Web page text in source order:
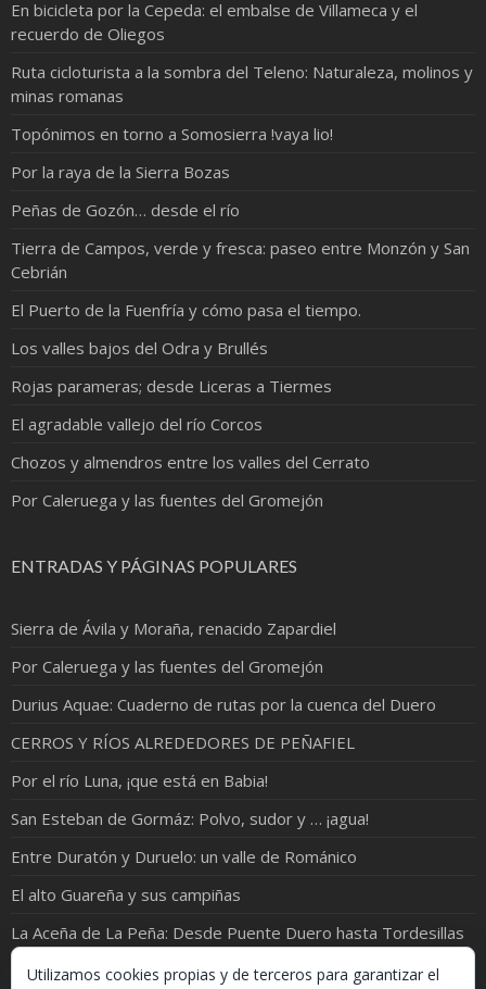
En bicicleta por la Cepeda: el embalse de Villameca y el
recuerdo de Oliegos
Ruta cicloturista a la sombra del Teleno: Naturaleza, molinos y
minas romanas
Topónimos en torno a Somosierra !vaya lio!
Por la raya de la Sierra Bozas
Peñas de Gozón… desde el río
Tierra de Campos, verde y fresca: paseo entre Monzón y San
Cebrián
El Puerto de la Fuenfría y cómo pasa el tiempo.
Los valles bajos del Odra y Brullés
Rojas parameras; desde Liceras a Tiermes
El agradable vallejo del río Corcos
Chozos y almendros entre los valles del Cerrato
Por Caleruega y las fuentes del Gromejón
ENTRADAS Y PÁGINAS POPULARES
Sierra de Ávila y Moraña, renacido Zapardiel
Por Caleruega y las fuentes del Gromejón
Durius Aquae: Cuaderno de rutas por la cuenca del Duero
CERROS Y RÍOS ALREDEDORES DE PEÑAFIEL
Por el río Luna, ¡que está en Babia!
San Esteban de Gormáz: Polvo, sudor y … ¡agua!
Entre Duratón y Duruelo: un valle de Románico
El alto Guareña y sus campiñas
La Aceña de La Peña: Desde Puente Duero hasta Tordesillas
Valdemudarra, un cántaro en el Campo de Peñafiel
Utilizamos cookies propias y de terceros para garantizar el